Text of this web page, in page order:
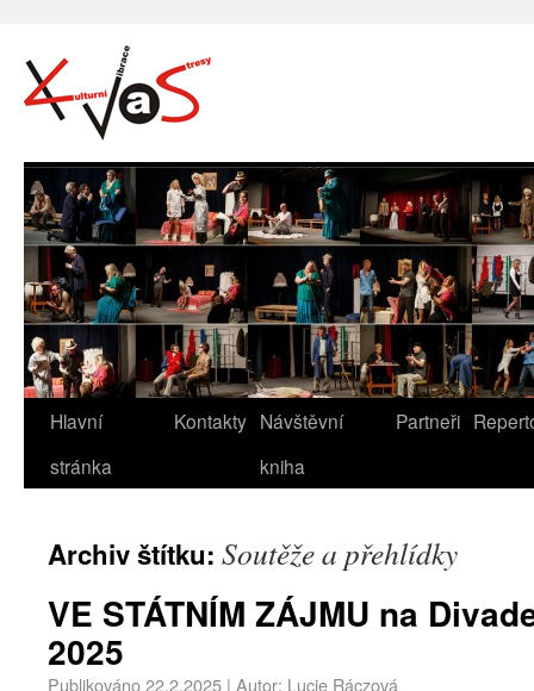
Hlavní
stránka
Kontakty Návštěvní
kniha
Partneři
Archiv štítku: Soutěže a přehlídky
VE STÁTNÍM ZÁJMU na
2025
Publikováno22.2.2025 | Autor: Lucie Ráczová